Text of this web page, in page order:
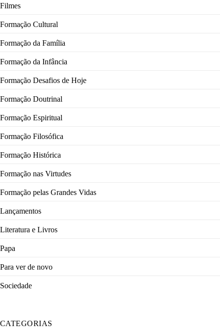
Filmes
Formação Cultural
Formação da Família
Formação da Infância
Formação Desafios de Hoje
Formação Doutrinal
Formação Espiritual
Formação Filosófica
Formação Histórica
Formação nas Virtudes
Formação pelas Grandes Vidas
Lançamentos
Literatura e Livros
Papa
Para ver de novo
Sociedade
CATEGORIAS